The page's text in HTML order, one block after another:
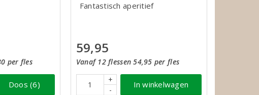
per fles
Doos (6)
Fantastisch aperitief
59,95
Vanaf 12 flessen 54,95 per fles
+
-
In winkelwagen